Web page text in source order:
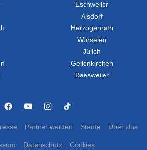
Eschweiler
Alsdorf
Herzogenrath
Würselen
Jülich
Geilenkirchen
Baesweiler
Partner werden Städte Über Uns
Datenschutz Cookies